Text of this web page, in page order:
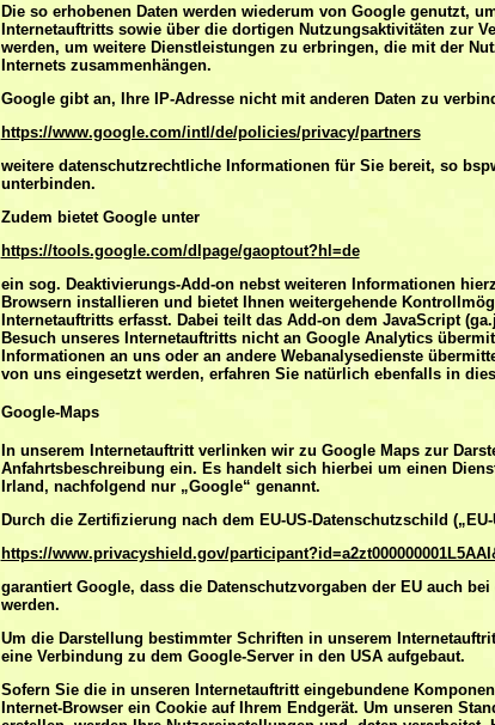
Die so erhobenen Daten werden wiederum von Google genutzt,
Internetauftritts sowie über die dortigen Nutzungsaktivitäten zur
werden, um weitere Dienstleistungen zu erbringen, die mit der
Internets zusammenhängen.
Google gibt an, Ihre IP-Adresse nicht mit anderen Daten zu
https://www.google.com/intl/de/policies/privacy/partners
weitere datenschutzrechtliche Informationen für Sie bereit, so
unterbinden.
Zudem bietet Google unter
https://tools.google.com/dlpage/gaoptout?hl=de
ein sog. Deaktivierungs-Add-on nebst weiteren Informationen
Browsern installieren und bietet Ihnen weitergehende
Internetauftritts erfasst. Dabei teilt das Add-on dem JavaScript
Besuch unseres Internetauftritts nicht an Google Analytics
Informationen an uns oder an andere Webanalysedienste
von uns eingesetzt werden, erfahren Sie natürlich ebenfalls in
Google-Maps
In unserem Internetauftritt verlinken wir zu Google Maps zur
Anfahrtsbeschreibung ein. Es handelt sich hierbei um einen
Irland, nachfolgend nur „Google“ genannt.
Durch die Zertifizierung nach dem EU-US-Datenschutzschild
https://www.privacyshield.gov/
garantiert Google, dass die Datenschutzvorgaben der EU auch
werden.
Um die Darstellung bestimmter Schriften in unserem
eine Verbindung zu dem Google-Server in den USA aufgebaut.
Sofern Sie die in unseren Internetauftritt eingebundene
Internet-Browser ein Cookie auf Ihrem Endgerät. Um unseren